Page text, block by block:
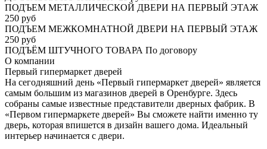
ПОДЪЕМ МЕТАЛЛИЧЕСКОЙ ДВЕРИ НА ПЕРВЫЙ ЭТАЖ
250 руб
ПОДЪЕМ МЕЖКОМНАТНОЙ ДВЕРИ НА ПЕРВЫЙ ЭТАЖ
250 руб
ПОДЪЁМ ШТУЧНОГО ТОВАРА По договору
О компании
Первый гипермаркет дверей
На сегодняшний день «Первый гипермаркет дверей» является
самым большим из магазинов дверей в Оренбурге. Здесь
собраны самые известные представители дверных фабрик. В
«Первом гипермаркете дверей» Вы сможете найти именно ту
дверь, которая впишется в дизайн вашего дома. Идеальный
интерьер начинается с двери.